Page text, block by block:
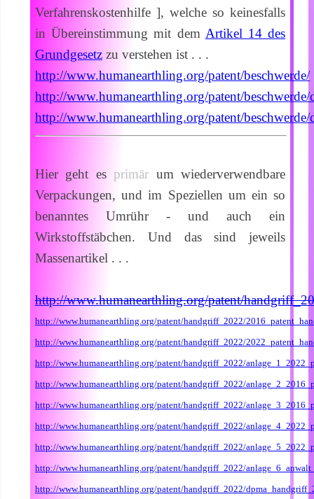
Verfahrenskostenhilfe ], welche so keinesfalls
in Übereinstimmung mit dem Artikel 14 des
Grundgesetz zu verstehen ist . . .
http://www.humanearthling.org/patent/beschwerde/
http://www.humanearthling.org/patent/
http://www.humanearthling.org/patent/
Hier geht esprimär um wiederverwendbare
Verpackungen, und im Speziellen um ein so
benanntes Umrühr - und auch ein
Wirkstoffstäbchen. Und das sind jeweils
Massenartikel . . .
http://www.humanearthling.org/patent/
http://www.humanearthling.org/patent/handgriff_2022/
http://www.humanearthling.org/patent/handgriff_2022/
http://www.humanearthling.org/patent/handgriff_2022/
http://www.humanearthling.org/patent/handgriff_2022/
http://www.humanearthling.org/patent/handgriff_2022/
http://www.humanearthling.org/patent/handgriff_2022/
http://www.humanearthling.org/patent/handgriff_2022/
http://www.humanearthling.org/patent/handgriff_2022/
http://www.humanearthling.org/patent/handgriff_2022/